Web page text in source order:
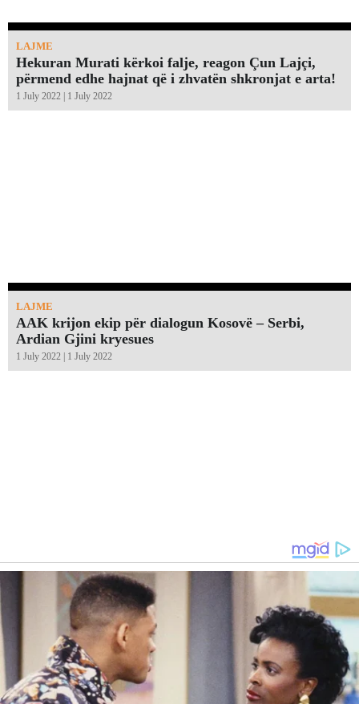
LAJME
Hekuran Murati kërkoi falje, reagon Çun Lajçi,
përmend edhe hajnat që i zhvatën shkronjat e arta!￼
1 July 2022 | 1 July 2022
LAJME
AAK krijon ekip për dialogun Kosovë – Serbi,
Ardian Gjini kryesues
1 July 2022 | 1 July 2022